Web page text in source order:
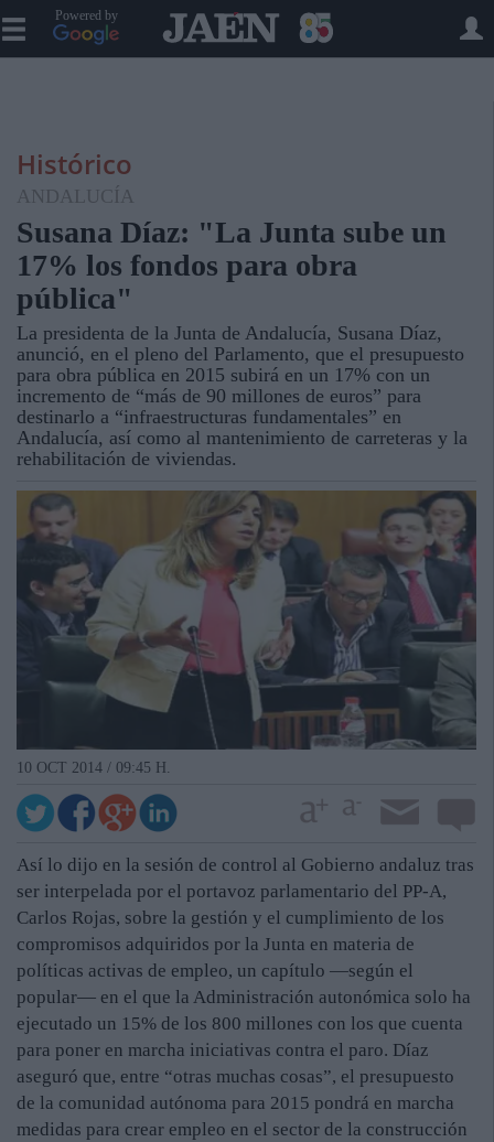
Powered by
Histórico
ANDALUCÍA
Susana Díaz: "La Junta sube un
17% los fondos para obra
pública"
La presidenta de la Junta de Andalucía, Susana Díaz,
anunció, en el pleno del Parlamento, que el presupuesto
para obra pública en 2015 subirá en un 17% con un
incremento de “más de 90 millones de euros” para
destinarlo a “infraestructuras fundamentales” en
Andalucía, así como al mantenimiento de carreteras y la
rehabilitación de viviendas.
10 OCT 2014 / 09:45 H.
Así lo dijo en la sesión de control al Gobierno andaluz tras
ser interpelada por el portavoz parlamentario del PP-A,
Carlos Rojas, sobre la gestión y el cumplimiento de los
compromisos adquiridos por la Junta en materia de
políticas activas de empleo, un capítulo —según el
popular— en el que la Administración autonómica solo ha
ejecutado un 15% de los 800 millones con los que cuenta
para poner en marcha iniciativas contra el paro. Díaz
aseguró que, entre “otras muchas cosas”, el presupuesto
de la comunidad autónoma para 2015 pondrá en marcha
medidas para crear empleo en el sector de la construcción